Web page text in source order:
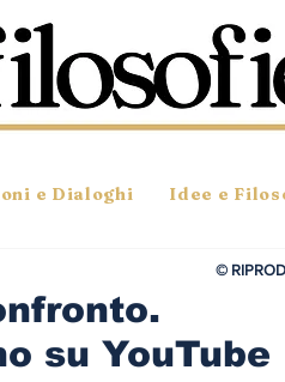
e Dialoghi Idee e
su YouTube
©